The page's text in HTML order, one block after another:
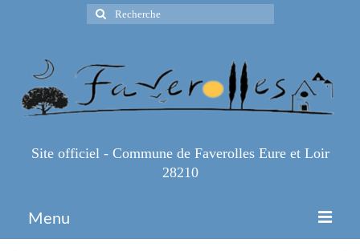
Rechercher
:
Site officiel - Commune de Faverolles Eure et Loir
28210
Menu